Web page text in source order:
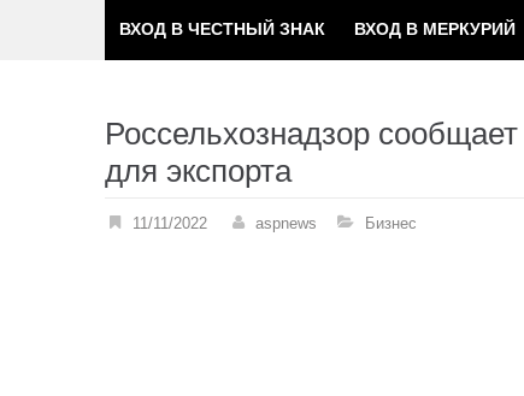
ВХОД В ЧЕСТНЫЙ ЗНАК ВХОД В МЕРКУРИЙ
Россельхознадзор
для экспорта
11/11/2022 aspnews Бизнес